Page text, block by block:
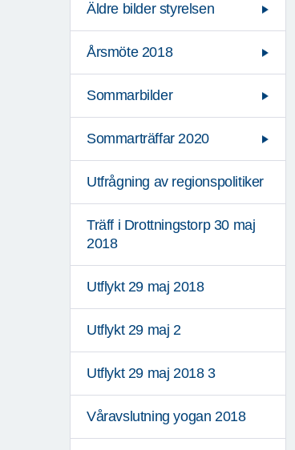
Äldre bilder styrelsen
Årsmöte 2018
Sommarbilder
Sommarträffar 2020
Utfrågning av regionspolitiker
Träff i Drottningstorp 30 maj
2018
Utflykt 29 maj 2018
Utflykt 29 maj 2
Utflykt 29 maj 2018 3
Våravslutning yogan 2018